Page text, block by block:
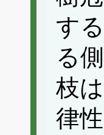
す
る
枝
律